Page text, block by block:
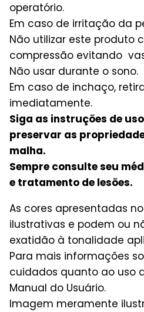
operatório.
Em caso de irritação da
Não utilizar este produto
compressão evitando
Não usar durante o sono.
Em caso de inchaço,
imediatamente.
Siga as instruções de
preservar as
malha.
Sempre consulte seu
e tratamento de lesões.
As cores apresentadas
ilustrativas e podem ou
exatidão à tonalidade
Para mais informações
cuidados quanto ao uso
Manual do Usuário.
Imagem meramente